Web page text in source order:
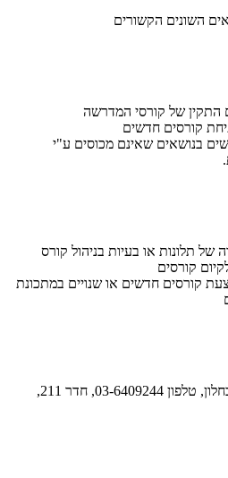
השונים הקשורים
התקין של קורסי המדרשה
קורסים חדשים
בנושאים שאינם מכוסים ע"י
של תלונות או בעיות בניהול קורס
קורסים
קורסים חדשים או שנויים במתכונת
חדר 211,